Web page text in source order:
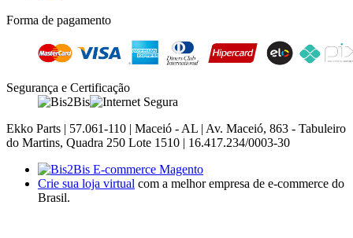
Forma de pagamento
Segurança e Certificação
Ekko Parts | 57.061-110 | Maceió - AL | Av. Maceió, 863 - Tabuleiro
do Martins, Quadra 250 Lote 1510 | 16.417.234/0003-30
Crie sua loja virtual com a melhor empresa de e-commerce do
Brasil.